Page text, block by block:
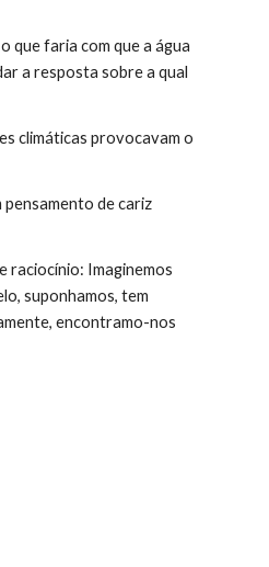
a resposta sobre a qual
suponhamos, tem
encontramo-nos